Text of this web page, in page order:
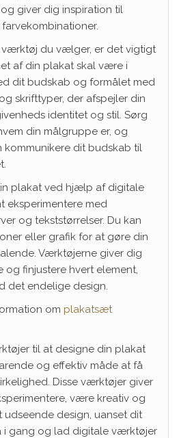
giver dig inspiration til
værktøj du vælger, er det vigtigt
af din plakat skal være i
dit budskab og formålet med
skrifttyper, der afspejler din
identitet og stil. Sørg
din målgruppe er, og
kommunikere dit budskab til
plakat ved hjælp af digitale
eksperimentere med
og tekststørrelser. Du kan
eller grafik for at gøre din
Værktøjerne giver dig
og finjustere hvert element,
det endelige design.
om plakatsæt
til at designe din plakat
og effektiv måde at få
Disse værktøjer giver
være kreativ og
design, uanset dit
i gang og lad digitale værktøjer